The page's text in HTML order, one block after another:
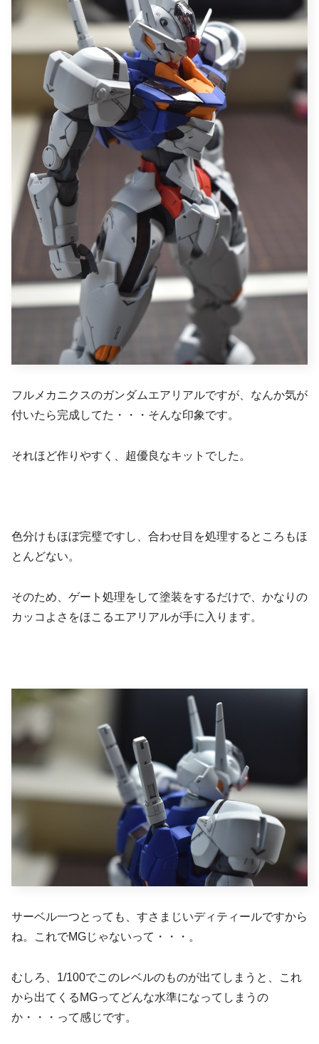
フルメカニクスのガンダムエアリアルですが、なんか気が
付いたら完成してた・・・そんな印象です。
それほど作りやすく、超優良なキットでした。
色分けもほぼ完璧ですし、合わせ目を処理するところもほ
とんどない。
そのため、ゲート処理をして塗装をするだけで、かなりの
カッコよさをほこるエアリアルが手に入ります。
サーベル一つとっても、すさまじいディティールですから
ね。これでMGじゃないって・・・。
むしろ、1/100でこのレベルのものが出てしまうと、これ
から出てくるMGってどんな水準になってしまうの
か・・・って感じです。